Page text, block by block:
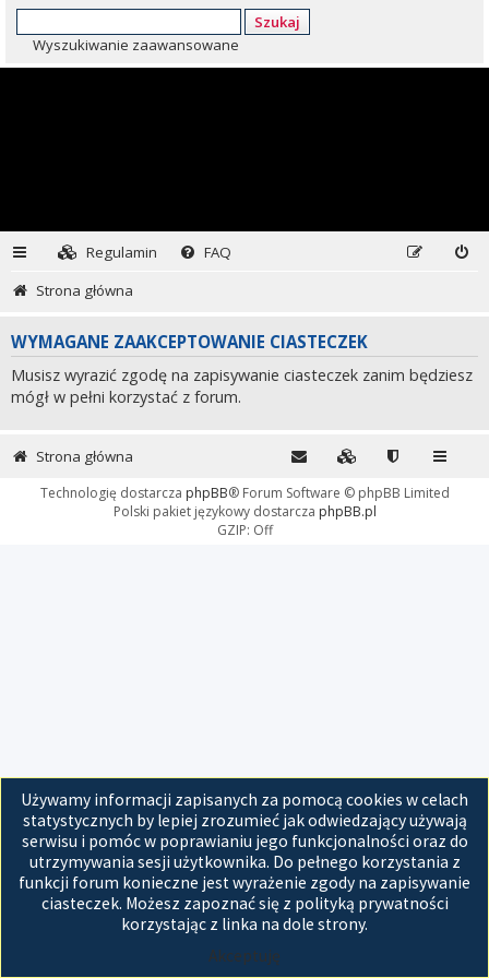
Szukaj
Wyszukiwanie zaawansowane
Regulamin
FAQ
Strona główna
WYMAGANE ZAAKCEPTOWANIE CIASTECZEK
Musisz wyrazić zgodę na zapisywanie ciasteczek zanim będziesz
mógł w pełni korzystać z forum.
Używamy informacji zapisanych za pomocą cookies w celach
statystycznych by lepiej zrozumieć jak odwiedzający używają
serwisu i pomóc w poprawianiu jego funkcjonalności oraz do
utrzymywania sesji użytkownika. Do pełnego korzystania z
funkcji forum konieczne jest wyrażenie zgody na zapisywanie
ciasteczek. Możesz zapoznać się z polityką prywatności
korzystając z linka na dole strony.
Akceptuję
Strona główna
Technologię dostarcza phpBB® Forum Software © phpBB Limited
Polski pakiet językowy dostarcza phpBB.pl
GZIP: Off